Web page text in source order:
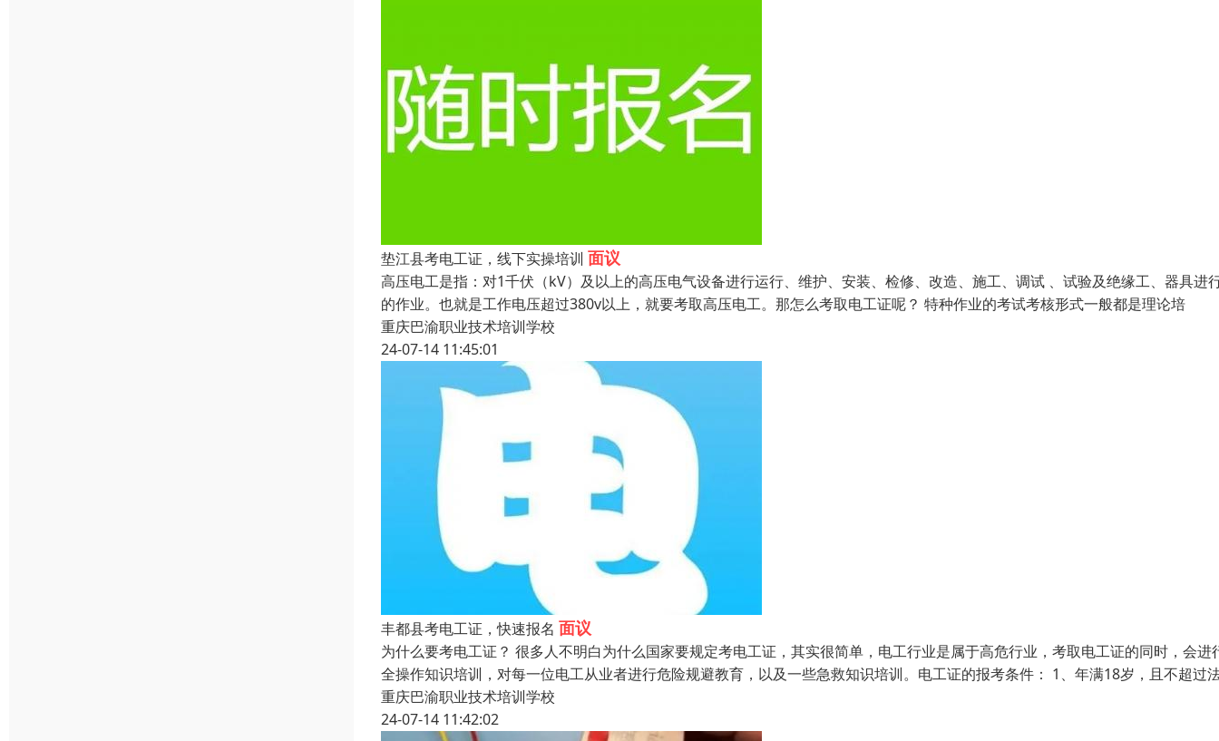
垫江县考电工证，线下实操培训 面议
高压电工是指：对1千伏（kV）及以上的高压电气设备进行运行、维护、安装、检修、改造、施工、调试 、试验及绝缘工、器具进
的作业。也就是工作电压超过380v以上，就要考取高压电工。那怎么考取电工证呢？ 特种作业的考试考核形式一般都是理论培
重庆巴渝职业技术培训学校
24-07-14 11:45:01
丰都县考电工证，快速报名 面议
为什么要考电工证？ 很多人不明白为什么国家要规定考电工证，其实很简单，电工行业是属于高危行业，考取电工证的同时，会进
全操作知识培训，对每一位电工从业者进行危险规避教育，以及一些急救知识培训。电工证的报考条件： 1、年满18岁，且不超过
重庆巴渝职业技术培训学校
24-07-14 11:42:02